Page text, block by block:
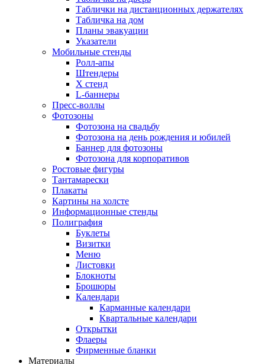
Таблички на дистанционных держателях
Табличка на дом
Планы эвакуации
Указатели
Мобильные стенды
Ролл-апы
Штендеры
Х стенд
L-баннеры
Пресс-воллы
Фотозоны
Фотозона на свадьбу
Фотозона на день рождения и юбилей
Баннер для фотозоны
Фотозона для корпоративов
Ростовые фигуры
Тантамарески
Плакаты
Картины на холсте
Информационные стенды
Полиграфия
Буклеты
Визитки
Меню
Листовки
Блокноты
Брошюры
Календари
Карманные календари
Квартальные календари
Открытки
Флаеры
Фирменные бланки
Материалы